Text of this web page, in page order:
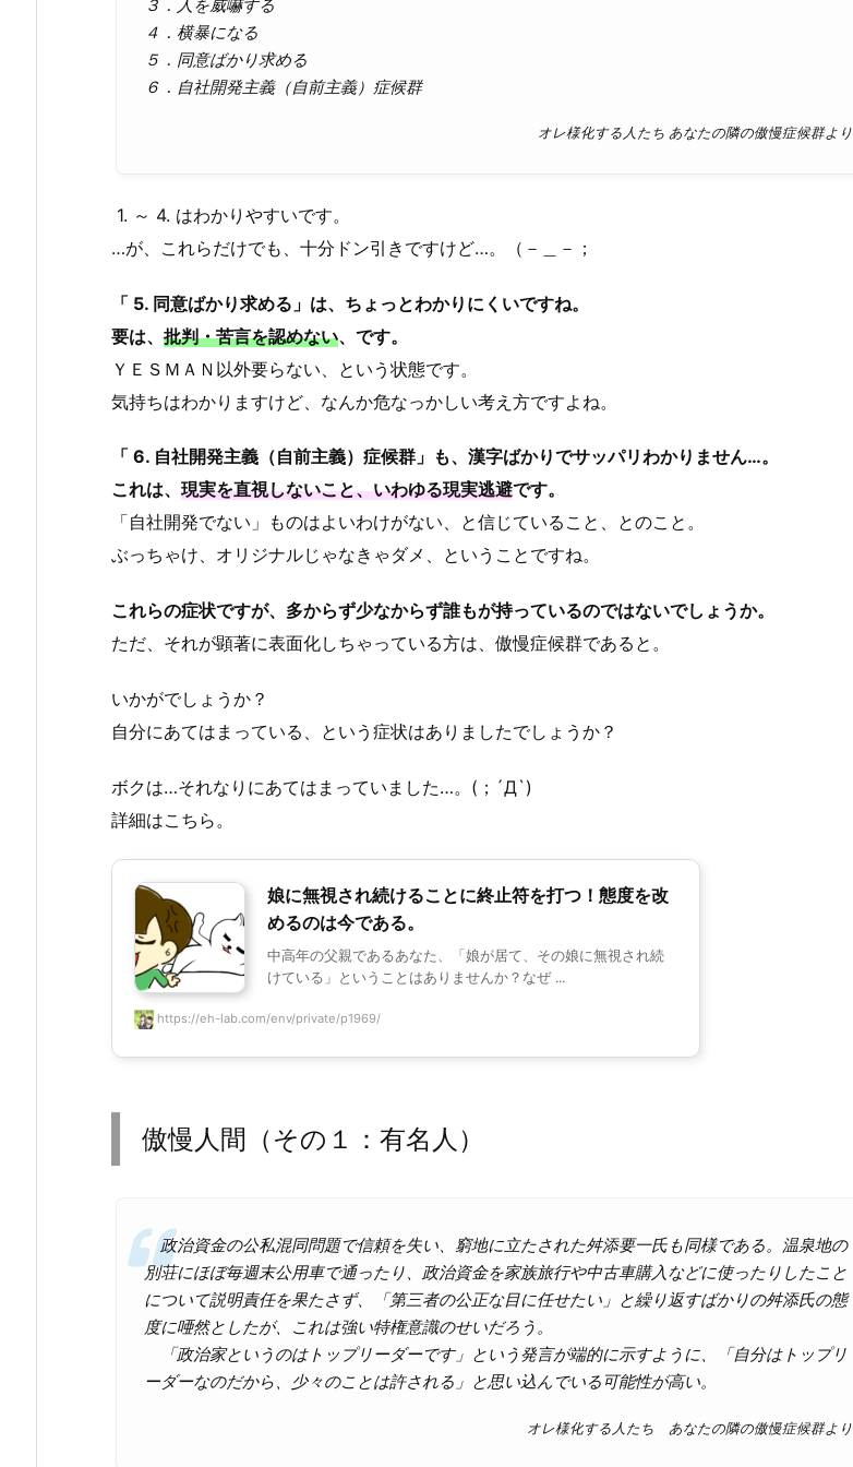
３．人を威嚇する
４．横暴になる
５．同意ばかり求める
６．自社開発主義（自前主義）症候群
オレ様化する人たち あなたの隣の傲慢症候群より
1. ～ 4. はわかりやすいです。
…が、これらだけでも、十分ドン引きですけど…。（－＿－；
「 5. 同意ばかり求める」は、ちょっとわかりにくいですね。
要は、 批判・苦言を認めない、です。
ＹＥＳＭＡＮ以外要らない、という状態です。
気持ちはわかりますけど、なんか危なっかしい考え方ですよね。
「 6. 自社開発主義（自前主義）症候群」も、漢字ばかりでサッパリわかりません…。
これは、 現実を直視しないこと、いわゆる現実逃避です。
「自社開発でない」ものはよいわけがない、と信じていること、とのこと。
ぶっちゃけ、オリジナルじゃなきゃダメ、ということですね。
これらの症状ですが、多からず少なからず誰もが持っているのではないでしょうか。
ただ、それが顕著に表面化しちゃっている方は、傲慢症候群であると。
いかがでしょうか？
自分にあてはまっている、という症状はありましたでしょうか？
ボクは…それなりにあてはまっていました…。(；´Д`)
詳細はこちら。
娘に無視され続けることに終止符を打つ！態度を改
めるのは今である。
中高年の父親であるあなた、「娘が居て、その娘に無視され続
けている」ということはありませんか？なぜ ...
https://eh-lab.com/env/private/p1969/
傲慢人間（その１：有名人）
政治資金の公私混同問題で信頼を失い、窮地に立たされた舛添要一氏も同様である。温泉地の
別荘にほぼ毎週末公用車で通ったり、政治資金を家族旅行や中古車購入などに使ったりしたこと
について説明責任を果たさず、「第三者の公正な目に任せたい」と繰り返すばかりの舛添氏の態
度に唖然としたが、これは強い特権意識のせいだろう。
「政治家というのはトップリーダーです」という発言が端的に示すように、「自分はトップリ
ーダーなのだから、少々のことは許される」と思い込んでいる可能性が高い。
オレ様化する人たち あなたの隣の傲慢症候群より